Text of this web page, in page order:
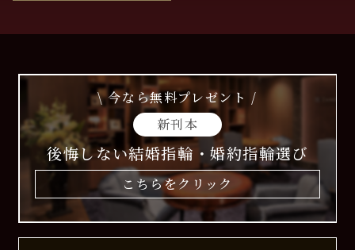
\ 今なら無料プレゼント /
新刊本
後悔しない結婚指輪・婚約指輪選び
こちらをクリック